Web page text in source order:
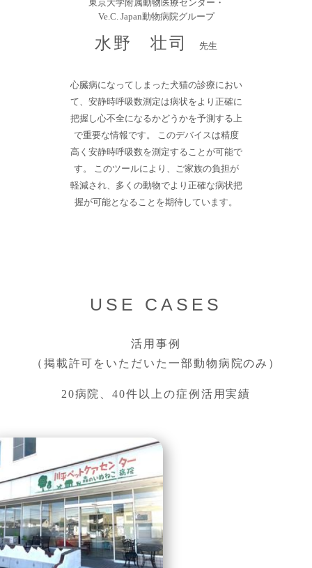
東京大学附属動物医療センター・
Ve.C. Japan動物病院グループ
水野 壮司 先生
心臓病になってしまった犬猫の診療におい
て、安静時呼吸数測定は病状をより正確に
把握し心不全になるかどうかを予測する上
で重要な情報です。 このデバイスは精度
高く安静時呼吸数を測定することが可能で
す。 このツールにより、ご家族の負担が
軽減され、多くの動物でより正確な病状把
握が可能となることを期待しています。
USE CASES
活用事例
（掲載許可をいただいた一部動物病院のみ）
20病院、40件以上の症例活用実績